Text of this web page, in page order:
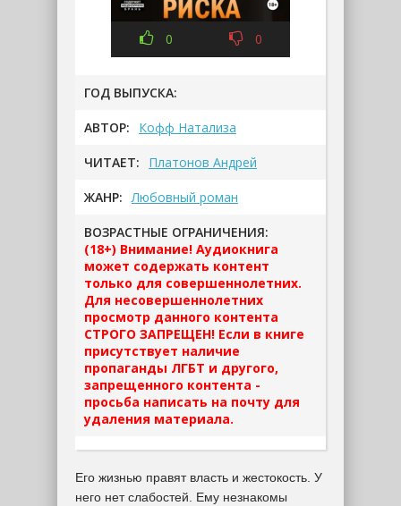
0 0
ГОД ВЫПУСКА:
АВТОР: Кофф Натализа
ЧИТАЕТ: Платонов Андрей
ЖАНР: Любовный роман
ВОЗРАСТНЫЕ ОГРАНИЧЕНИЯ:
(18+) Внимание! Аудиокнига
может содержать контент
только для совершеннолетних.
Для несовершеннолетних
просмотр данного контента
СТРОГО ЗАПРЕЩЕН! Если в книге
присутствует наличие
пропаганды ЛГБТ и другого,
запрещенного контента -
просьба написать на почту для
удаления материала.
Его жизнью правят власть и жестокость. У
него нет слабостей. Ему незнакомы